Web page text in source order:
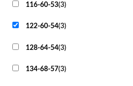
116-60-53(3)
122-60-54(3)
128-64-54(3)
134-68-57(3)